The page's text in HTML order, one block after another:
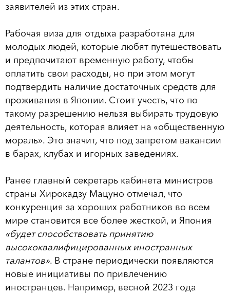
заявителей из этих стран.
Рабочая виза для отдыха разработана для
молодых людей, которые любят путешествовать
и предпочитают временную работу, чтобы
оплатить свои расходы, но при этом могут
подтвердить наличие достаточных средств для
проживания в Японии. Стоит учесть, что по
такому разрешению нельзя выбирать трудовую
деятельность, которая влияет на «общественную
мораль». Это значит, что под запретом вакансии
в барах, клубах и игорных заведениях.
Ранее главный секретарь кабинета министров
страны Хирокадзу Мацуно отмечал, что
конкуренция за хороших работников во всем
мире становится все более жесткой, и Япония
«будет способствовать принятию
высококвалифицированных иностранных
талантов». В стране периодически появляются
новые инициативы по привлечению
иностранцев. Например, весной 2023 года